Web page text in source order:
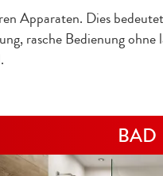
Apparaten. Dies
rasche Bedienung ohne
BAD